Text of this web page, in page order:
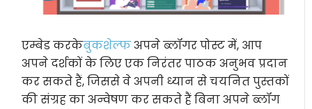
एम्बेड करकेबुकशेल्फअपने ब्लॉगर पोस्ट में, आप
अपने दर्शकों के लिए एक निरंतर पाठक अनुभव प्रदान
कर सकते हैं, जिससे वे अपनी ध्यान से चयनित पुस्तकों
की संग्रह का अन्वेषण कर सकते हैं बिना अपने ब्लॉग